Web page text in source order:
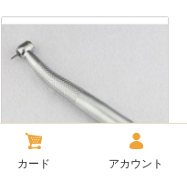
カード アカウント